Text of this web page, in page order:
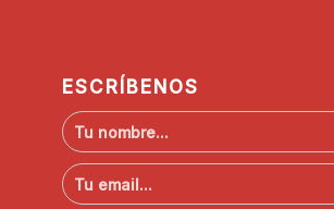
ESCRÍBENOS
N
o
m
b
C
o